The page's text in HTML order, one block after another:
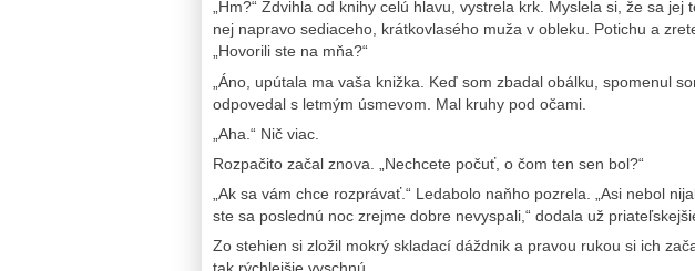
„Hm?“ Zdvihla od knihy celú hlavu, vystrela krk. Myslela si, že sa jej
nej napravo sediaceho, krátkovlasého muža v obleku. Potichu a
„Hovorili ste na mňa?“
„Áno, upútala ma vaša knižka. Keď som zbadal obálku, spomenul
odpovedal s letmým úsmevom. Mal kruhy pod očami.
„Aha.“ Nič viac.
Rozpačito začal znova. „Nechcete počuť, o čom ten sen bol?“
„Ak sa vám chce rozprávať.“ Ledabolo naňho pozrela. „Asi nebol
ste sa poslednú noc zrejme dobre nevyspali,“ dodala už
Zo stehien si zložil mokrý skladací dáždnik a pravou rukou si ich